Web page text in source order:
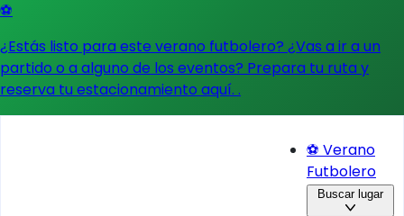
⚽
¿Estás listo para este verano futbolero? ¿Vas a ir a un
partido o a alguno de los eventos? Prepara tu ruta y
reserva tu estacionamiento aquí. .
⚽ Verano
Futbolero
Buscar lugar